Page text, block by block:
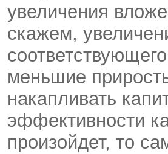
увеличения
скажем,
меньшие
накапливать
эффективности
произойдет, то